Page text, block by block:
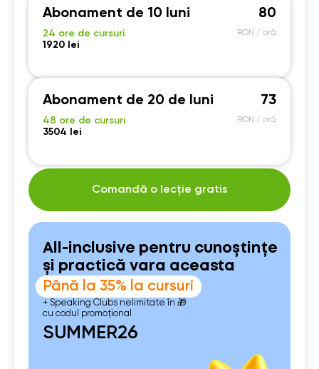
Abonament de 10 luni
24 ore de cursuri
1920 lei
80
RON / oră
Abonament de 20 de luni
48 ore de cursuri
3504 lei
73
RON / oră
Comandă o lecție gratis
All-inclusive pentru cunoștințe
și practică vara aceasta
Până la 35% la cursuri
+ Speaking Clubs nelimitate în 🎁
cu codul promoțional
SUMMER26